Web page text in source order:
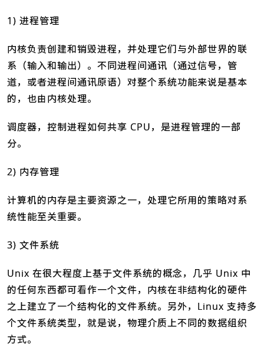
1) 进程管理
内核负责创建和销毁进程，并处理它们与外部世界的联
系（输入和输出）。不同进程间通讯（通过信号，管
道，或者进程间通讯原语）对整个系统功能来说是基本
的，也由内核处理。
调度器，控制进程如何共享 CPU，是进程管理的一部
分。
2) 内存管理
计算机的内存是主要资源之一，处理它所用的策略对系
统性能至关重要。
3) 文件系统
Unix 在很大程度上基于文件系统的概念，几乎 Unix 中
的任何东西都可看作一个文件，内核在非结构化的硬件
之上建立了一个结构化的文件系统。另外，Linux 支持多
个文件系统类型，就是说，物理介质上不同的数据组织
方式。